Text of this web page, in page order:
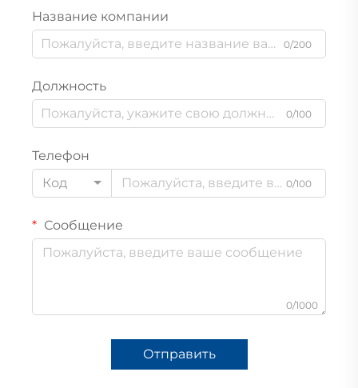
Название компании
0/200
Должность
0/100
Телефон
Код
0/100
Сообщение
0/1000
Отправить